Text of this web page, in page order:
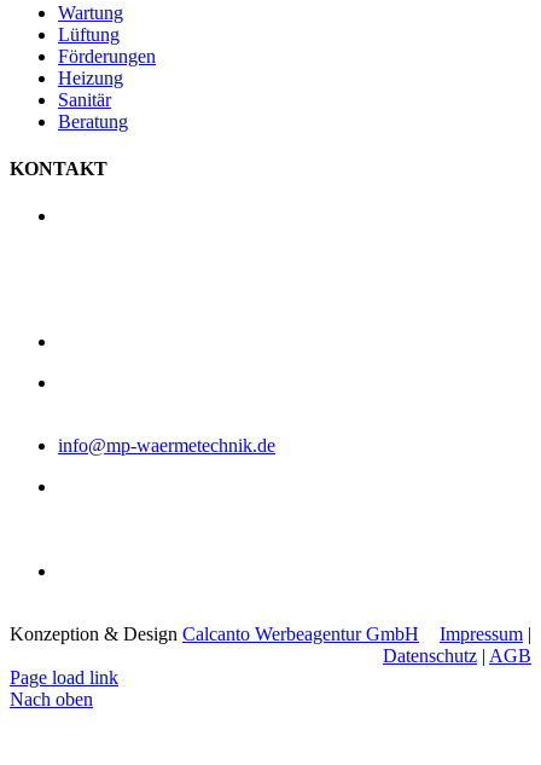
Wartung
Lüftung
Förderungen
Heizung
Sanitär
Beratung
KONTAKT
info@mp-waermetechnik.de
Konzeption & Design Calcanto Werbeagentur GmbH Impressum |
Datenschutz | AGB
Page load link
Nach oben